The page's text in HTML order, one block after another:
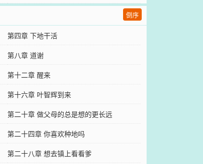
倒序
第四章 下地干活
第八章 道谢
第十二章 醒来
第十六章 叶智辉到来
第二十章 做父母的总是想的更长远
第二十四章 你喜欢种地吗
第二十八章 想去镇上看看爹